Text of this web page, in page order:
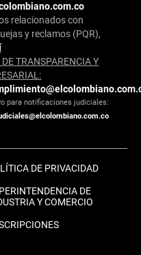
relacionados con
y reclamos (PQR),
TRANSPARENCIA Y
para notificaciones judiciales:
DE PRIVACIDAD
DE
Y COMERCIO